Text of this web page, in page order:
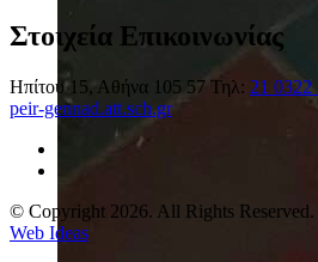
Στοιχεία Επικοινωνίας
Ηπίτου 15, Αθήνα 105 57 Τηλ: 21 0322
peir-gennad.att.sch.gr
© Copyright 2026. All Rights Reserved.
Web Ideas